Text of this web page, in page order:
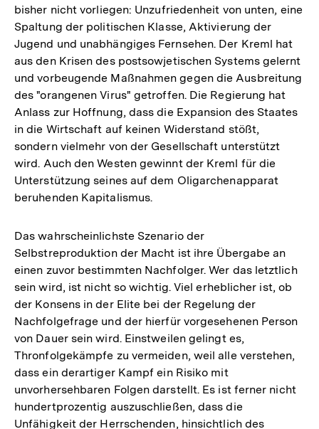
bisher nicht vorliegen: Unzufriedenheit von unten, eine
Spaltung der politischen Klasse, Aktivierung der
Jugend und unabhängiges Fernsehen. Der Kreml hat
aus den Krisen des postsowjetischen Systems gelernt
und vorbeugende Maßnahmen gegen die Ausbreitung
des "orangenen Virus" getroffen. Die Regierung hat
Anlass zur Hoffnung, dass die Expansion des Staates
in die Wirtschaft auf keinen Widerstand stößt,
sondern vielmehr von der Gesellschaft unterstützt
wird. Auch den Westen gewinnt der Kreml für die
Unterstützung seines auf dem Oligarchenapparat
beruhenden Kapitalismus.
Das wahrscheinlichste Szenario der
Selbstreproduktion der Macht ist ihre Übergabe an
einen zuvor bestimmten Nachfolger. Wer das letztlich
sein wird, ist nicht so wichtig. Viel erheblicher ist, ob
der Konsens in der Elite bei der Regelung der
Nachfolgefrage und der hierfür vorgesehenen Person
von Dauer sein wird. Einstweilen gelingt es,
Thronfolgekämpfe zu vermeiden, weil alle verstehen,
dass ein derartiger Kampf ein Risiko mit
unvorhersehbaren Folgen darstellt. Es ist ferner nicht
hundertprozentig auszuschließen, dass die
Unfähigkeit der Herrschenden, hinsichtlich des